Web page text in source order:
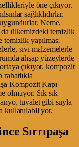
öne çıkıyor.
sağlıklıdırlar.
Neme,
da ülkemizdeki temizlik
temizlik yapılması
sıvı malzemelerle
ahşap yüzeylerde
çıkıyor. kompozit
rahatlıkla
Kompozit Kapı
olmuyor. Sık sık
tuvalet gibi suyla
kullanılabiliyor.
Sırrıpaşa